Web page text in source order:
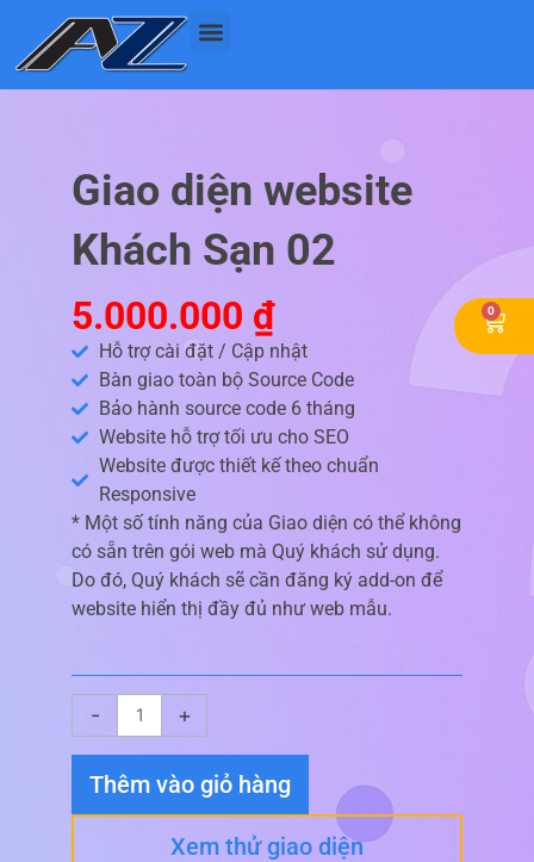
nội
Giao diện website
Khách Sạn 02
5.000.000 ₫
Hỗ trợ cài đặt / Cập nhật
Bàn giao toàn bộ Source Code
Bảo hành source code 6 tháng
Website hỗ trợ tối ưu cho SEO
Website được thiết kế theo chuẩn
Responsive
* Một số tính năng của Giao diện có thể không
có sẵn trên gói web mà Quý khách sử dụng.
Do đó, Quý khách sẽ cần đăng ký add-on để
website hiển thị đầy đủ như web mẫu.
-
diện
Khách
Sạn
+
Thêm vào giỏ hàng
Xem thử giao diện
0
Cart